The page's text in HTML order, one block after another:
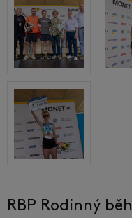
RBP Rodinný běh